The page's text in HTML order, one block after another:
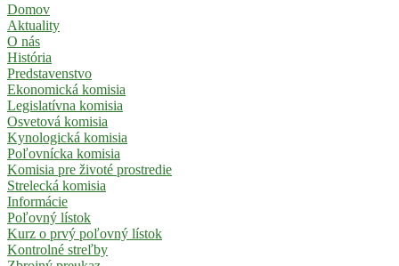
Domov
Aktuality
O nás
História
Predstavenstvo
Ekonomická komisia
Legislatívna komisia
Osvetová komisia
Kynologická komisia
Poľovnícka komisia
Komisia pre životé prostredie
Strelecká komisia
Informácie
Poľovný lístok
Kurz o prvý poľovný lístok
Kontrolné streľby